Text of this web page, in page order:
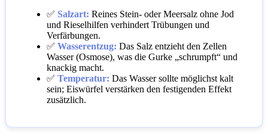
✅ Salzart: Reines Stein- oder Meersalz ohne Jod
und Rieselhilfen verhindert Trübungen und
Verfärbungen.
✅ Wasserentzug: Das Salz entzieht den Zellen
Wasser (Osmose), was die Gurke „schrumpft“ und
knackig macht.
✅ Temperatur: Das Wasser sollte möglichst kalt
sein; Eiswürfel verstärken den festigenden Effekt
zusätzlich.